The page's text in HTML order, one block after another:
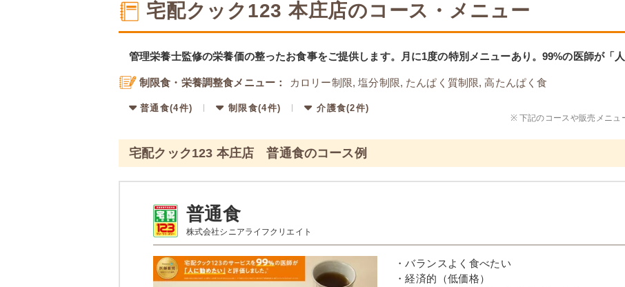
宅配クック123 本庄店のコース・メニュー
管理栄養士監修の栄養価の整ったお食事をご提供します。月に1度の特別メニューあり。99%の医師が「
制限食・栄養調整食メニュー： カロリー制限, 塩分制限, たんぱく質制限, 高たんぱく食
普通食(4件) 制限食(4件) 介護食(2件)
※ 下記のコースや販売メニュ
宅配クック123 本庄店 普通食のコース例
普通食
株式会社シニアライフクリエイト
・バランスよく食べたい
・経済的（低価格）